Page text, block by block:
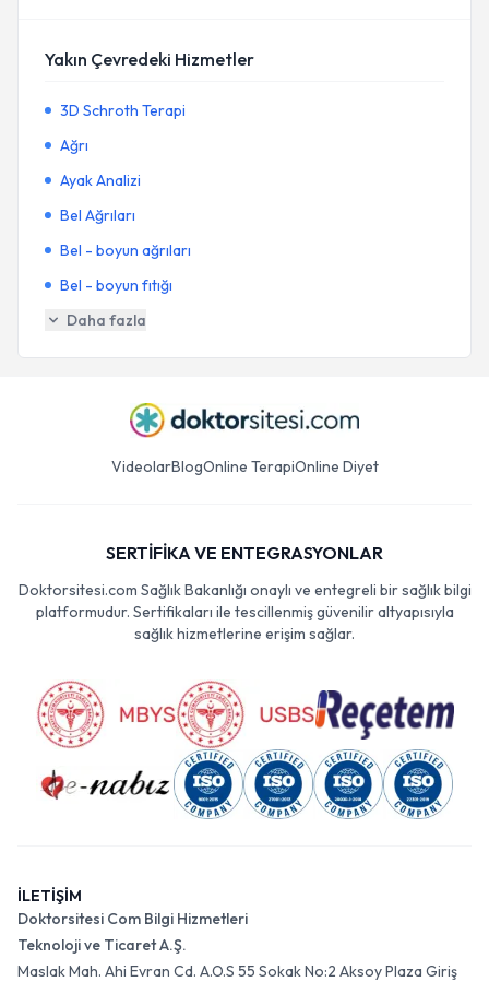
Yakın Çevredeki Hizmetler
3D Schroth Terapi
Ağrı
Ayak Analizi
Bel Ağrıları
Bel - boyun ağrıları
Bel - boyun fıtığı
Daha fazla
VideolarBlogOnline TerapiOnline Diyet
SERTİFİKA VE ENTEGRASYONLAR
Doktorsitesi.com Sağlık Bakanlığı onaylı ve entegreli bir sağlık bilgi
platformudur. Sertifikaları ile tescillenmiş güvenilir altyapısıyla
sağlık hizmetlerine erişim sağlar.
İLETİŞİM
Doktorsitesi Com Bilgi Hizmetleri
Teknoloji ve Ticaret A.Ş.
Maslak Mah. Ahi Evran Cd. A.O.S 55 Sokak No:2 Aksoy Plaza Giriş